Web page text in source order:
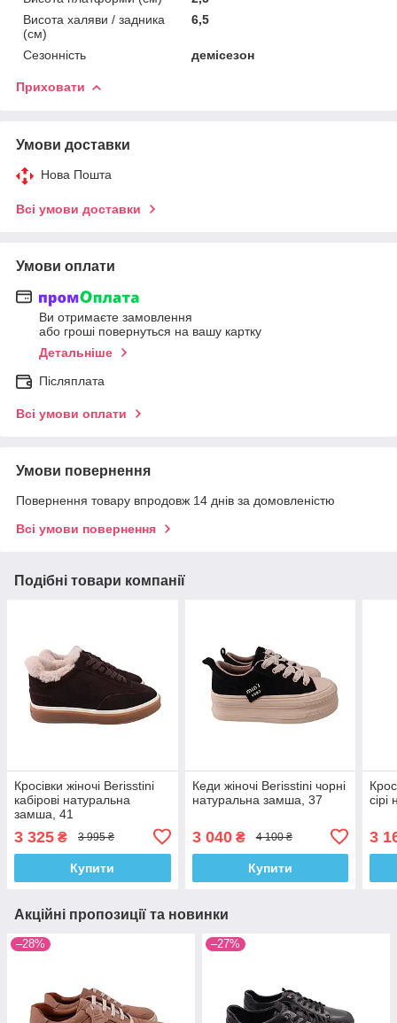
Висота халяви / задника
(см)
6,5
Сезонність демісезон
Приховати
Умови доставки
Нова Пошта
Всі умови доставки
Умови оплати
Ви отримаєте замовлення
або гроші повернуться на вашу картку
Детальніше
Післяплата
Всі умови оплати
Умови повернення
Повернення товару впродовж 14 днів за домовленістю
Всі умови повернення
Подібні товари компанії
Кросівки жіночі Berisstini
кабірові натуральна
замша, 41
3 325 ₴ 3 995 ₴
Купити
Кеди жіночі Berisstini чорні
натуральна замша, 37
3 040₴ 4 100 ₴
Купити
3
Акційні пропозиції та новинки
–28% –27%